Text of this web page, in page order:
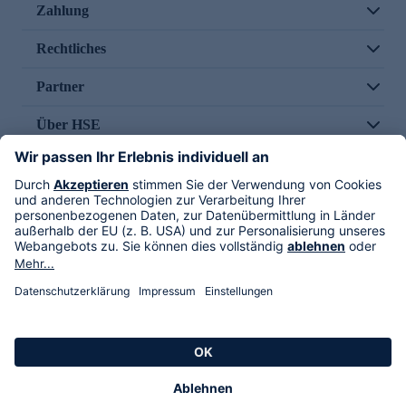
Zahlung
Rechtliches
Partner
Über HSE
Im TV
HSE International